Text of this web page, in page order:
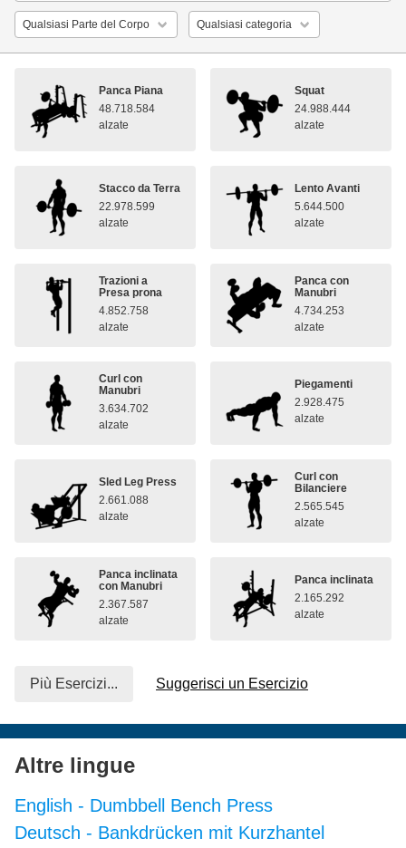
Panca Piana
48.718.584
alzate
Squat
24.988.444
alzate
Stacco da Terra
22.978.599
alzate
Lento Avanti
5.644.500
alzate
Trazioni a
Presa prona
4.852.758
alzate
Panca con
Manubri
4.734.253
alzate
Curl con
Manubri
3.634.702
alzate
Piegamenti
2.928.475
alzate
Sled Leg Press
2.661.088
alzate
Curl con
Bilanciere
2.565.545
alzate
Panca inclinata
con Manubri
2.367.587
alzate
Panca inclinata
2.165.292
alzate
Più Esercizi... Suggerisci un Esercizio
Altre lingue
English - Dumbbell Bench Press
Deutsch - Bankdrücken mit Kurzhantel